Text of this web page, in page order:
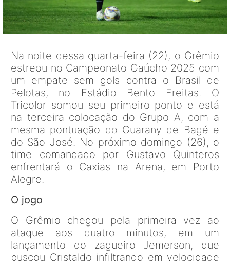
Na noite dessa quarta-feira (22), o Grêmio
estreou no Campeonato Gaúcho 2025 com
um empate sem gols contra o Brasil de
Pelotas, no Estádio Bento Freitas. O
Tricolor somou seu primeiro ponto e está
na terceira colocação do Grupo A, com a
mesma pontuação do Guarany de Bagé e
do São José. No próximo domingo (26), o
time comandado por Gustavo Quinteros
enfrentará o Caxias na Arena, em Porto
Alegre.
O jogo
O Grêmio chegou pela primeira vez ao
ataque aos quatro minutos, em um
lançamento do zagueiro Jemerson, que
buscou Cristaldo infiltrando em velocidade